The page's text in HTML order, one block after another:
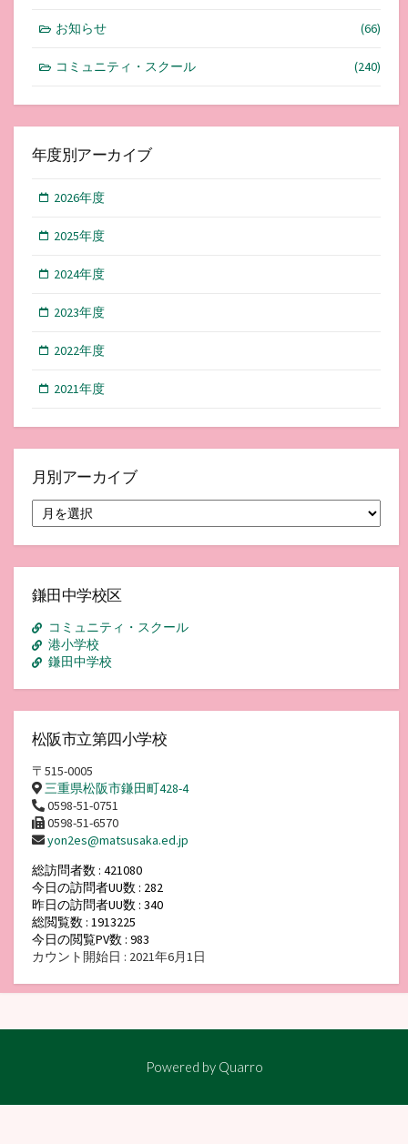
お知らせ (66)
コミュニティ・スクール (240)
年度別アーカイブ
2026年度
2025年度
2024年度
2023年度
2022年度
2021年度
月別アーカイブ
別
ア
イ
鎌田中学校区
コミュニティ・スクール
港小学校
鎌田中学校
松阪市立第四小学校
〒515-0005
三重県松阪市鎌田町428-4
0598-51-0751
0598-51-6570
yon2es@matsusaka.ed.jp
総訪問者数 : 421080
今日の訪問者UU数 : 282
昨日の訪問者UU数 : 340
総閲覧数 : 1913225
今日の閲覧PV数 : 983
カウント開始日 : 2021年6月1日
Powered by Quarro